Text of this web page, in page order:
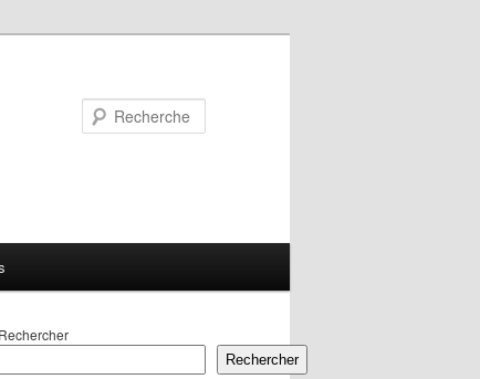
Rechercher
Rechercher